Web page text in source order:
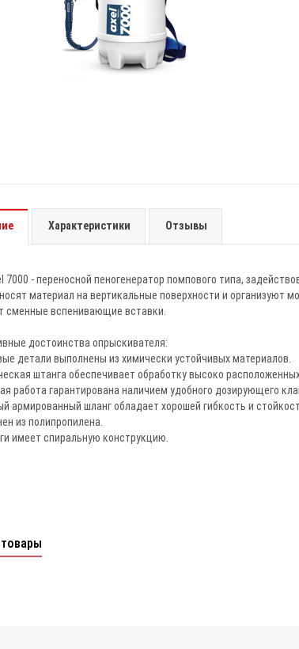
Характеристики Отзывы
7000 - переносной пеногенератор помпового типа,
материал на вертикальные поверхности и организуют
сменные вспенивающие вставки.
достоинства опрыскивателя:
детали выполнены из химически устойчивых материалов.
штанга обеспечивает обработку высоко
работа гарантирована наличием удобного дозирующего
армированный шланг обладает хорошей гибкость и
из полипропилена.
имеет спиральную конструкцию.